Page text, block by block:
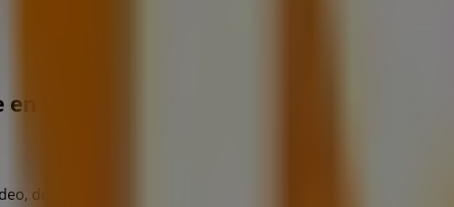
Tlalpan (CDMX)
donde podrás descubrir las mejores